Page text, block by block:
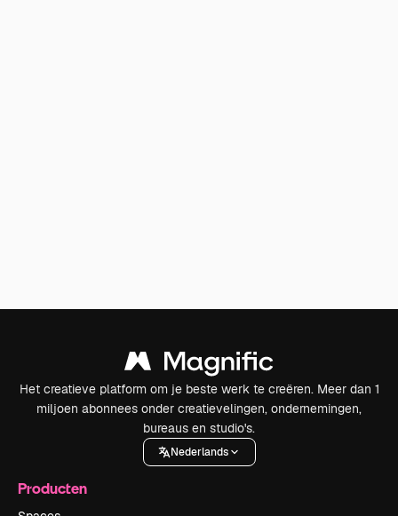
Het creatieve platform om je beste werk te creëren. Meer dan 1
miljoen abonnees onder creatievelingen, ondernemingen,
bureaus en studio's.
Nederlands
Producten